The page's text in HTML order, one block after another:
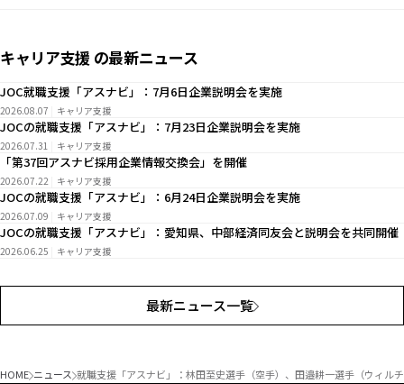
キャリア支援 の最新ニュース
JOC就職支援「アスナビ」：7月6日企業説明会を実施
2026.08.07 キャリア支援
JOCの就職支援「アスナビ」：7月23日企業説明会を実施
2026.07.31 キャリア支援
「第37回アスナビ採用企業情報交換会」を開催
2026.07.22 キャリア支援
JOCの就職支援「アスナビ」：6月24日企業説明会を実施
2026.07.09 キャリア支援
JOCの就職支援「アスナビ」：愛知県、中部経済同友会と説明会を共同開催
2026.06.25 キャリア支援
最新ニュース一覧
HOME ニュース 就職支援「アスナビ」：林田至史選手（空手）、田邉耕一選手（ウィル